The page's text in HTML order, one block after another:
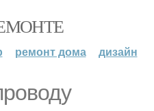
ремонт дома дизайн